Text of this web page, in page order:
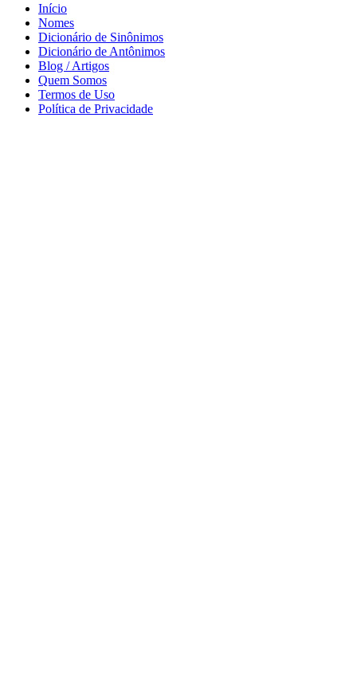
Início
Nomes
Dicionário de Sinônimos
Dicionário de Antônimos
Blog / Artigos
Quem Somos
Termos de Uso
Política de Privacidade